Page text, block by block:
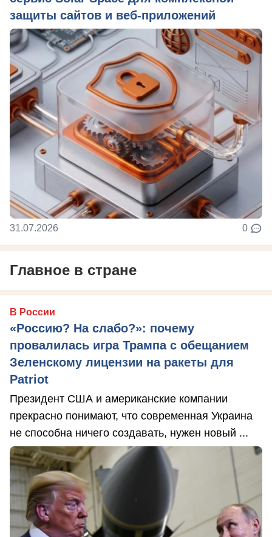
защиты сайтов и веб-приложений
31.07.2026 0
Главное в стране
В России
«Россию? На слабо?»: почему
провалилась игра Трампа с обещанием
Зеленскому лицензии на ракеты для
Patriot
Президент США и американские компании
прекрасно понимают, что современная Украина
не способна ничего создавать, нужен новый ...